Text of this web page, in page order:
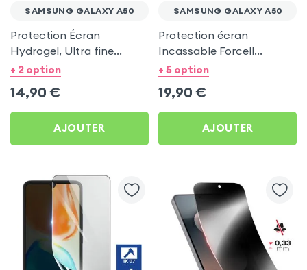
SAMSUNG GALAXY A50
Protection Écran
Hydrogel, Ultra fine
0,10mm pour Samsung
+ 2 option
14,90 €
AJOUTER
SAMSUNG GALAXY A50
Protection écran
Incassable Forcell
Flexible Nano 7H pour
+ 5 option
19,90 €
AJOUTER